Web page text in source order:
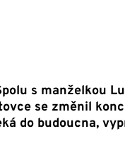
s manželkou
se změnil
do budoucna,